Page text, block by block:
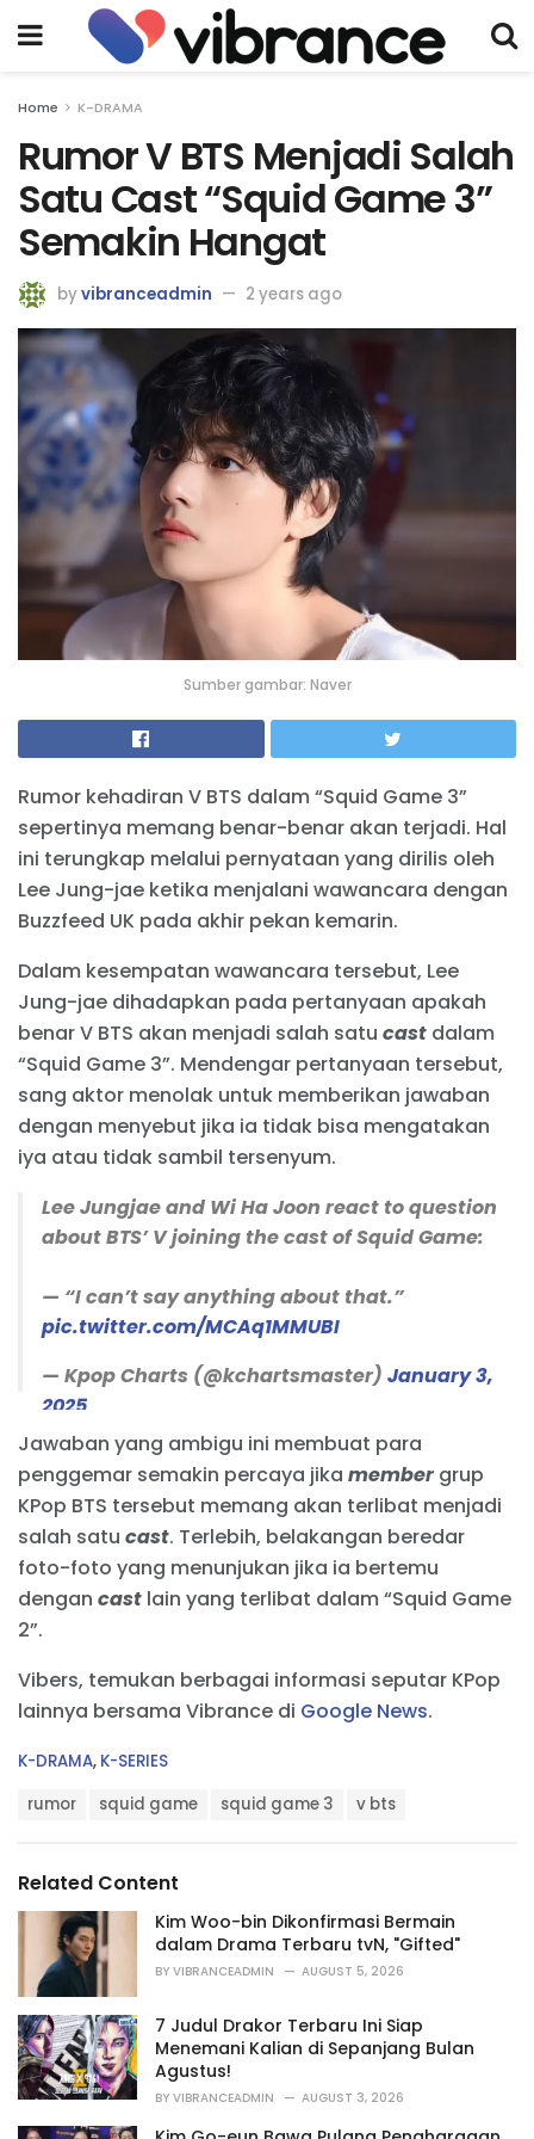
Home K-DRAMA
Rumor V BTS Menjadi Salah
Satu Cast “Squid Game 3”
Semakin Hangat
byvibranceadmin 2 years ago
Sumber gambar: Naver
Rumor kehadiran V BTS dalam “Squid Game 3”
sepertinya memang benar-benar akan terjadi. Hal
ini terungkap melalui pernyataan yang dirilis oleh
Lee Jung-jae ketika menjalani wawancara dengan
Buzzfeed UK pada akhir pekan kemarin.
Dalam kesempatan wawancara tersebut, Lee
Jung-jae dihadapkan pada pertanyaan apakah
benar V BTS akan menjadi salah satu cast dalam
“Squid Game 3”. Mendengar pertanyaan tersebut,
sang aktor menolak untuk memberikan jawaban
dengan menyebut jika ia tidak bisa mengatakan
iya atau tidak sambil tersenyum.
Lee Jungjae and Wi Ha Joon react to question
about BTS’ V joining the cast of Squid Game:
— “I can’t say anything about that.”
pic.twitter.com/MCAq1MMUBI
— Kpop Charts (@kchartsmaster) January 3,
2025
Jawaban yang ambigu ini membuat para
penggemar semakin percaya jika membergrup
KPop BTS tersebut memang akan terlibat menjadi
salah satu cast. Terlebih, belakangan beredar
foto-foto yang menunjukan jika ia bertemu
dengan cast lain yang terlibat dalam “Squid Game
2”.
Vibers, temukan berbagai informasi seputar KPop
lainnya bersama Vibrance di Google News.
C
r
i
K-DRAMA, K-SERIES
:
rumor squid game squid game 3 v bts
Related Content
Kim Woo-bin Dikonfirmasi Bermain
dalam Drama Terbaru tvN, "Gifted"
BY VIBRANCEADMIN AUGUST 5, 2026
7 Judul Drakor Terbaru Ini Siap
Menemani Kalian di Sepanjang Bulan
Agustus!
BY VIBRANCEADMIN AUGUST 3, 2026